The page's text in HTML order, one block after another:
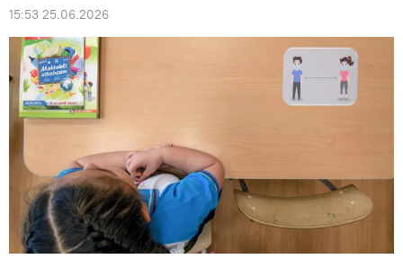
15:53 25.06.2026